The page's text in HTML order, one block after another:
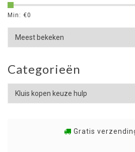
Min: €0
Categorieën
Gratis